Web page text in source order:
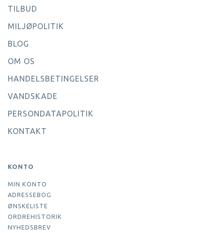
TILBUD
MILJØPOLITIK
BLOG
OM OS
HANDELSBETINGELSER
VANDSKADE
PERSONDATAPOLITIK
KONTAKT
KONTO
MIN KONTO
ADRESSEBOG
ØNSKELISTE
ORDREHISTORIK
NYHEDSBREV